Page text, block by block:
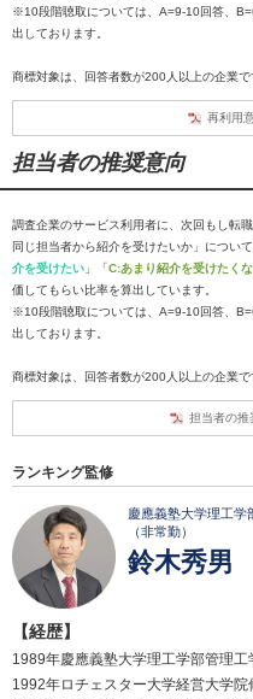
※10段階聴取については、A=9-10回答、
出しております。
商標対象は、回答者数が200人以上の企業で
再利用
担当者の推奨意向
調査企業のサービス利用者に、次回もし転
同じ担当者から紹介を受けたいか」につい
介を受けたい 」「C:あまり紹介を受けたく
価してもらい比率を算出しています。
※10段階聴取については、A=9-10回答、
出しております。
商標対象は、回答者数が200人以上の企業で
担当者の推
ランキング監修
慶應義塾大学理工学
（非常勤）
鈴木秀男
【経歴】
1989年慶應義塾大学理工学部管理工
1992年ロチェスター大学経営大学院